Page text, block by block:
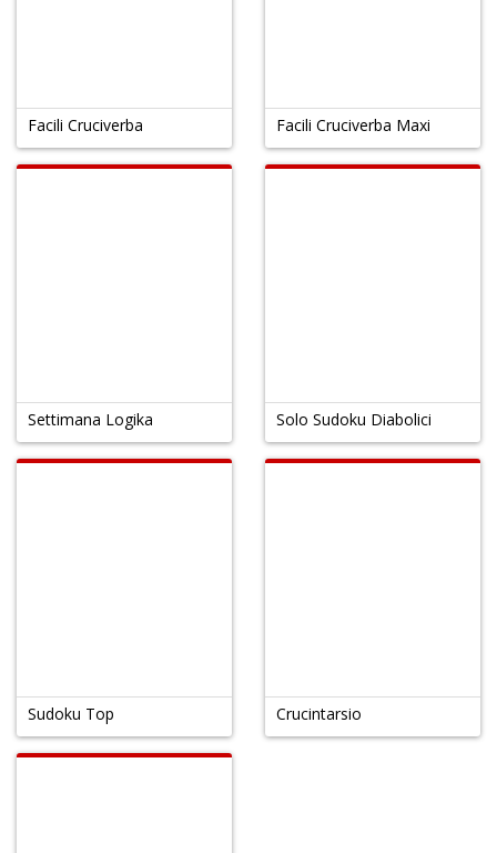
Facili Cruciverba Facili Cruciverba Maxi
Settimana Logika Solo Sudoku Diabolici
Sudoku Top Crucintarsio